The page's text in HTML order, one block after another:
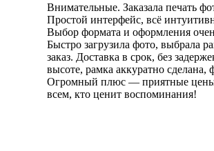
Внимательные. Заказала печать
Простой интерфейс, всё
Выбор формата и оформления
Быстро загрузила фото, выбрала
заказ. Доставка в срок, без
высоте, рамка аккуратно сделана,
Огромный плюс — приятные
всем, кто ценит воспоминания!